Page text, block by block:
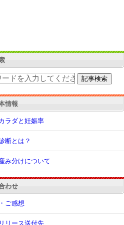
情報
ラダと妊娠率
断とは？
み分けについて
わせ
ご感想
リース送付先